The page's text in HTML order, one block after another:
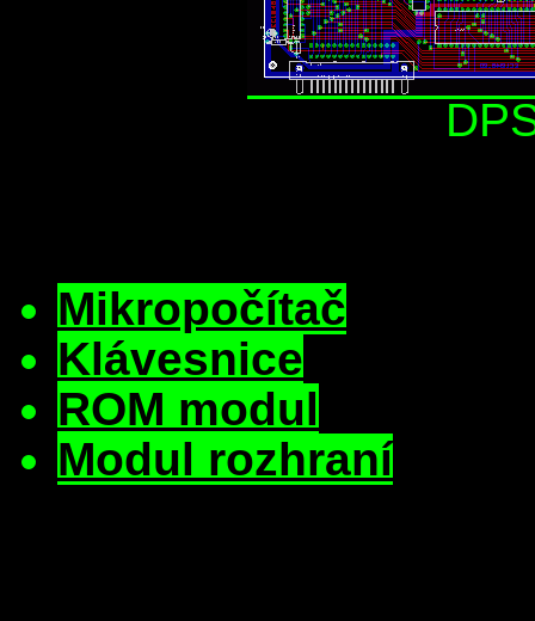
Mikropočítač
Klávesnice
ROM modul
Modul rozhraní